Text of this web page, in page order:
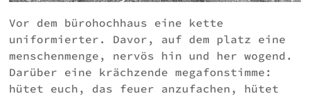
Vor dem bürohochhaus eine kette
uniformierter. Davor, auf dem platz eine
menschenmenge, nervös hin und her wogend.
Darüber eine krächzende megafonstimme:
hütet euch, das feuer anzufachen, hütet